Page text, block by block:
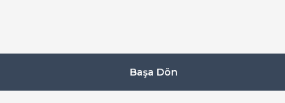
GWEST
B2-01ZA Acil Stop Butonu (Kilitli/Kalıcı - 1NC) - 6075
Başa Dön